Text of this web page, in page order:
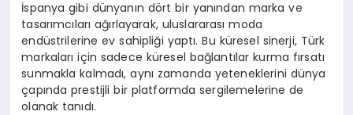
İspanya gibi dünyanın dört bir yanından marka ve
tasarımcıları ağırlayarak, uluslararası moda
endüstrilerine ev sahipliği yaptı. Bu küresel sinerji, Türk
markaları için sadece küresel bağlantılar kurma fırsatı
sunmakla kalmadı, aynı zamanda yeteneklerini dünya
çapında prestijli bir platformda sergilemelerine de
olanak tanıdı.